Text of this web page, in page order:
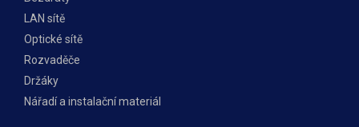
LAN sítě
Optické sítě
Rozvaděče
Držáky
Nářadí a instalační materiál